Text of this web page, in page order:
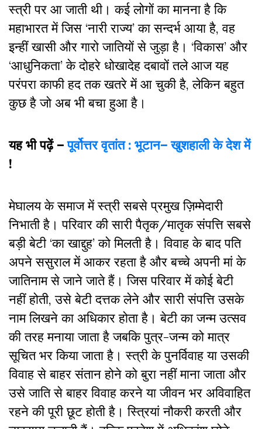
स्त्री पर आ जाती थी। कई लोगों का मानना है कि
महाभारत में जिस ‘नारी राज्य’ का सन्दर्भ आया है, वह
इन्हीं खासी और गारो जातियों से जुड़ा है। ‘विकास’ और
‘आधुनिकता’ के दोहरे धोखादेह दबावों तले आज यह
परंपरा काफी हद तक खतरे में आ चुकी है, लेकिन बहुत
कुछ है जो अब भी बचा हुआ है।
यह भी पढ़ें –पूर्वोत्तर वृतांत : भूटान– खुशहाली के देश में
!
मेघालय के समाज में स्त्री सबसे प्रमुख ज़िम्मेदारी
निभाती है। परिवार की सारी पैतृक/मातृक संपत्ति सबसे
बड़ी बेटी ‘का खाद्दुह’ को मिलती है। विवाह के बाद पति
अपने ससुराल में आकर रहता है और बच्चे अपनी मां के
जातिनाम से जाने जाते हैं। जिस परिवार में कोई बेटी
नहीं होती, उसे बेटी दत्तक लेने और सारी संपत्ति उसके
नाम लिखने का अधिकार होता है। बेटी का जन्म उत्सव
की तरह मनाया जाता है जबकि पुत्र-जन्म को मात्र
सूचित भर किया जाता है। स्त्री के पुनर्विवाह या उसकी
विवाह से बाहर संतान होने को बुरा नहीं माना जाता और
उसे जाति से बाहर विवाह करने या जीवन भर अविवाहित
रहने की पूरी छूट होती है। स्त्रियां नौकरी करती और